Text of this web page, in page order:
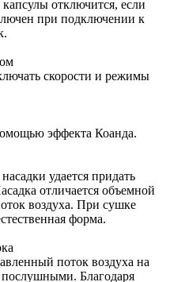
отключится, если
при подключении к
скорости и режимы
эффекта Коанда.
удается придать
отличается объемной
воздуха. При сушке
форма.
поток воздуха на
послушными. Благодаря